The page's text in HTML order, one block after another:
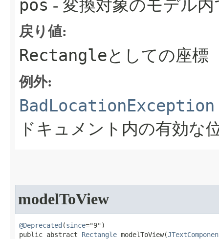
pos - 変換対象のモデル
戻り値:
Rectangleとしての座標
例外:
BadLocationException
ドキュメント内の有効な
modelToView
@Deprecated (since="9")
public abstract Rectangle modelToView​(